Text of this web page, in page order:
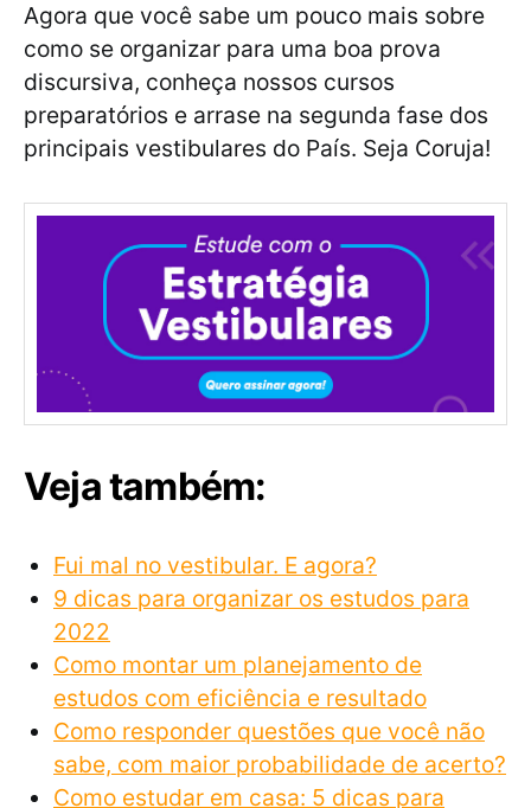
Agora que você sabe um pouco mais sobre
como se organizar para uma boa prova
discursiva, conheça nossos cursos
preparatórios e arrase na segunda fase dos
principais vestibulares do País. Seja Coruja!
Veja também:
Fui mal no vestibular. E agora?
9 dicas para organizar os estudos para
2022
Como montar um planejamento de
estudos com eficiência e resultado
​​Como responder questões que você não
sabe, com maior probabilidade de acerto?
Como estudar em casa: 5 dicas para